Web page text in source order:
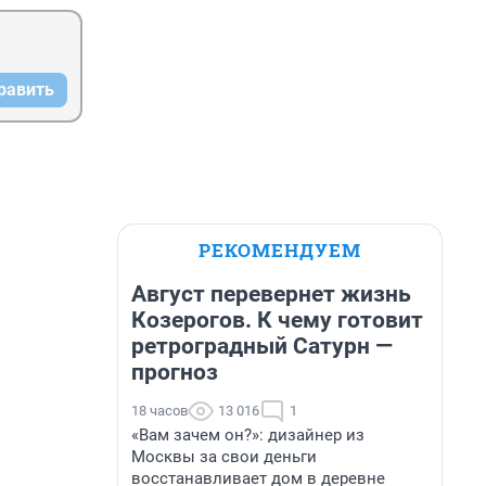
РЕКОМЕНДУЕМ
Август перевернет жизнь
Козерогов. К чему готовит
ретроградный Сатурн —
прогноз
18 часов 13 016 1
«Вам зачем он?»: дизайнер из
Москвы за свои деньги
восстанавливает дом в деревне